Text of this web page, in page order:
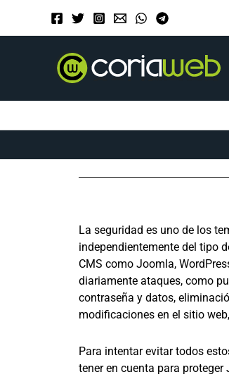
La seguridad es uno de los
independientemente del tipo
CMS como Joomla,
diariamente ataques, como
contraseña y datos,
modificaciones en el sitio
Para intentar evitar todos
tener en cuenta para proteger